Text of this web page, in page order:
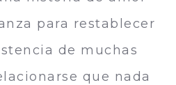
para restablecer
de muchas
que nada